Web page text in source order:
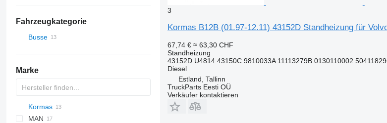
Fahrzeugkategorie
Busse
Marke
Futura
Magiq
SB
Axer
Citelis
Kormas
MAN
3
Kormas B12B (01.97-12.11) 43152D Standheizung für
67,74 € ≈ 63,30 CHF
Standheizung
43152D U4814 43150C 9810033A 11113279B 0130110002
Diesel
Estland, Tallinn
TruckParts Eesti OÜ
Verkäufer kontaktieren